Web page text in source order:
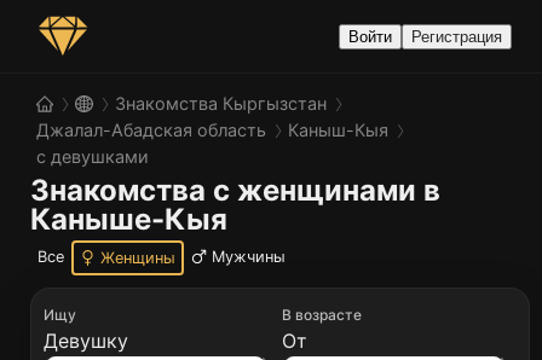
Войти Регистрация
Знакомства Кыргызстан
Джалал-Абадская область
Каныш-Кыя
с девушками
Знакомства с женщинами в
Каныше-Кыя
Все Женщины Мужчины
Ищу
Девушку
В возрасте
От